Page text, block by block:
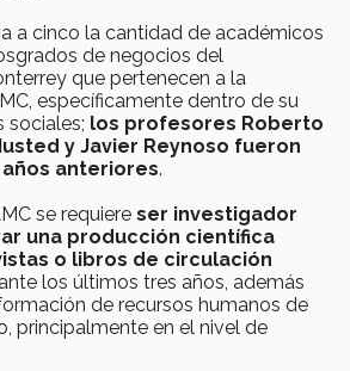
a cinco la cantidad de académicos
de negocios del
que pertenecen a la
específicamente dentro de su
sociales; los profesores Roberto
y Javier Reynoso fueron
anteriores.
se requiere ser investigador
una producción científica
o libros de circulación
los últimos tres años, además
de recursos humanos de
principalmente en el nivel de